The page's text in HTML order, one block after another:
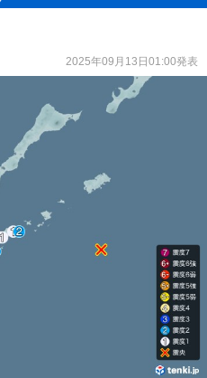
2025年09月13日01:00発表